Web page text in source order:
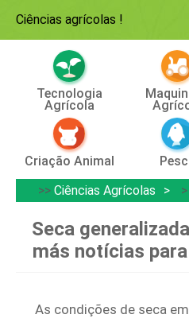
Ciências agrícolas !
Tecnologia
Agrícola
Criação Animal
>> Ciências Agrícolas
Seca
más notícias
As condições de seca